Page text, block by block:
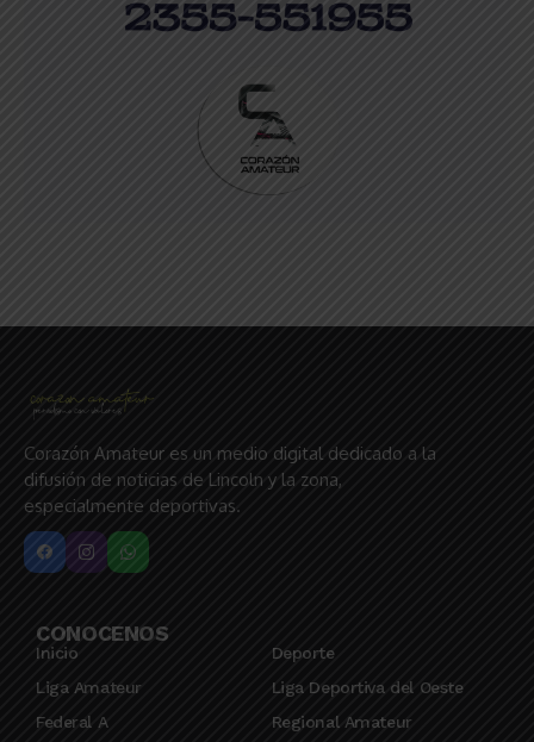
Corazón Amateur es un medio digital dedicado a la
difusión de noticias de Lincoln y la zona,
especialmente deportivas.
CONOCENOS
Inicio
Deporte
Liga Amateur
Liga Deportiva del Oeste
Federal A
Regional Amateur